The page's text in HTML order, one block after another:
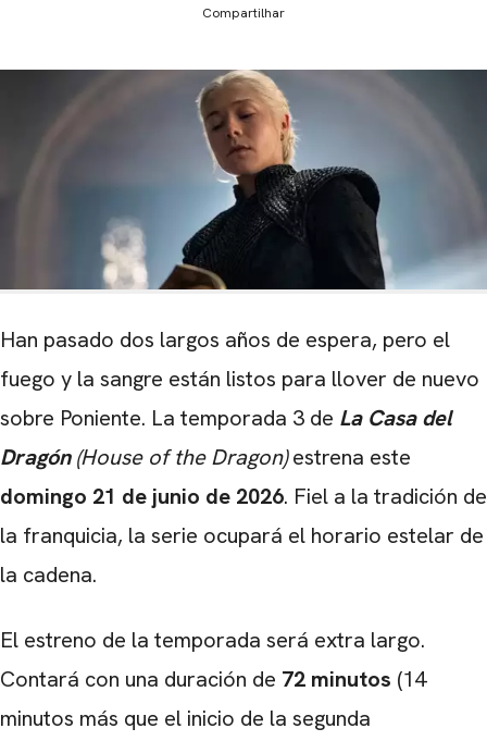
Compartilhar
Han pasado dos largos años de espera, pero el
fuego y la sangre están listos para llover de nuevo
sobre Poniente. La temporada 3 de La Casa del
Dragón (House of the Dragon)estrena este
domingo 21 de junio de 2026. Fiel a la tradición de
la franquicia, la serie ocupará el horario estelar de
la cadena.
El estreno de la temporada será extra largo.
Contará con una duración de 72 minutos (14
minutos más que el inicio de la segunda